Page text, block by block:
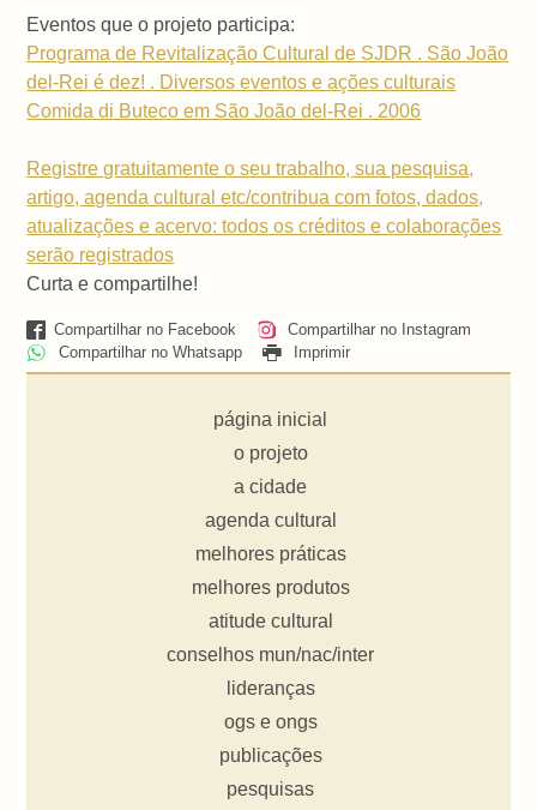
Eventos que o projeto participa:
Programa de Revitalização Cultural de SJDR . São João
del-Rei é dez! . Diversos eventos e ações culturais
Comida di Buteco em São João del-Rei . 2006
Registre gratuitamente o seu trabalho, sua pesquisa,
artigo, agenda cultural etc/contribua com fotos, dados,
atualizações e acervo: todos os créditos e colaborações
serão registrados
Curta e compartilhe!
Compartilhar no Facebook
Compartilhar no Instagram
Compartilhar no Whatsapp
Imprimir
página inicial
o projeto
a cidade
agenda cultural
melhores práticas
melhores produtos
atitude cultural
conselhos mun/nac/inter
lideranças
ogs e ongs
publicações
pesquisas